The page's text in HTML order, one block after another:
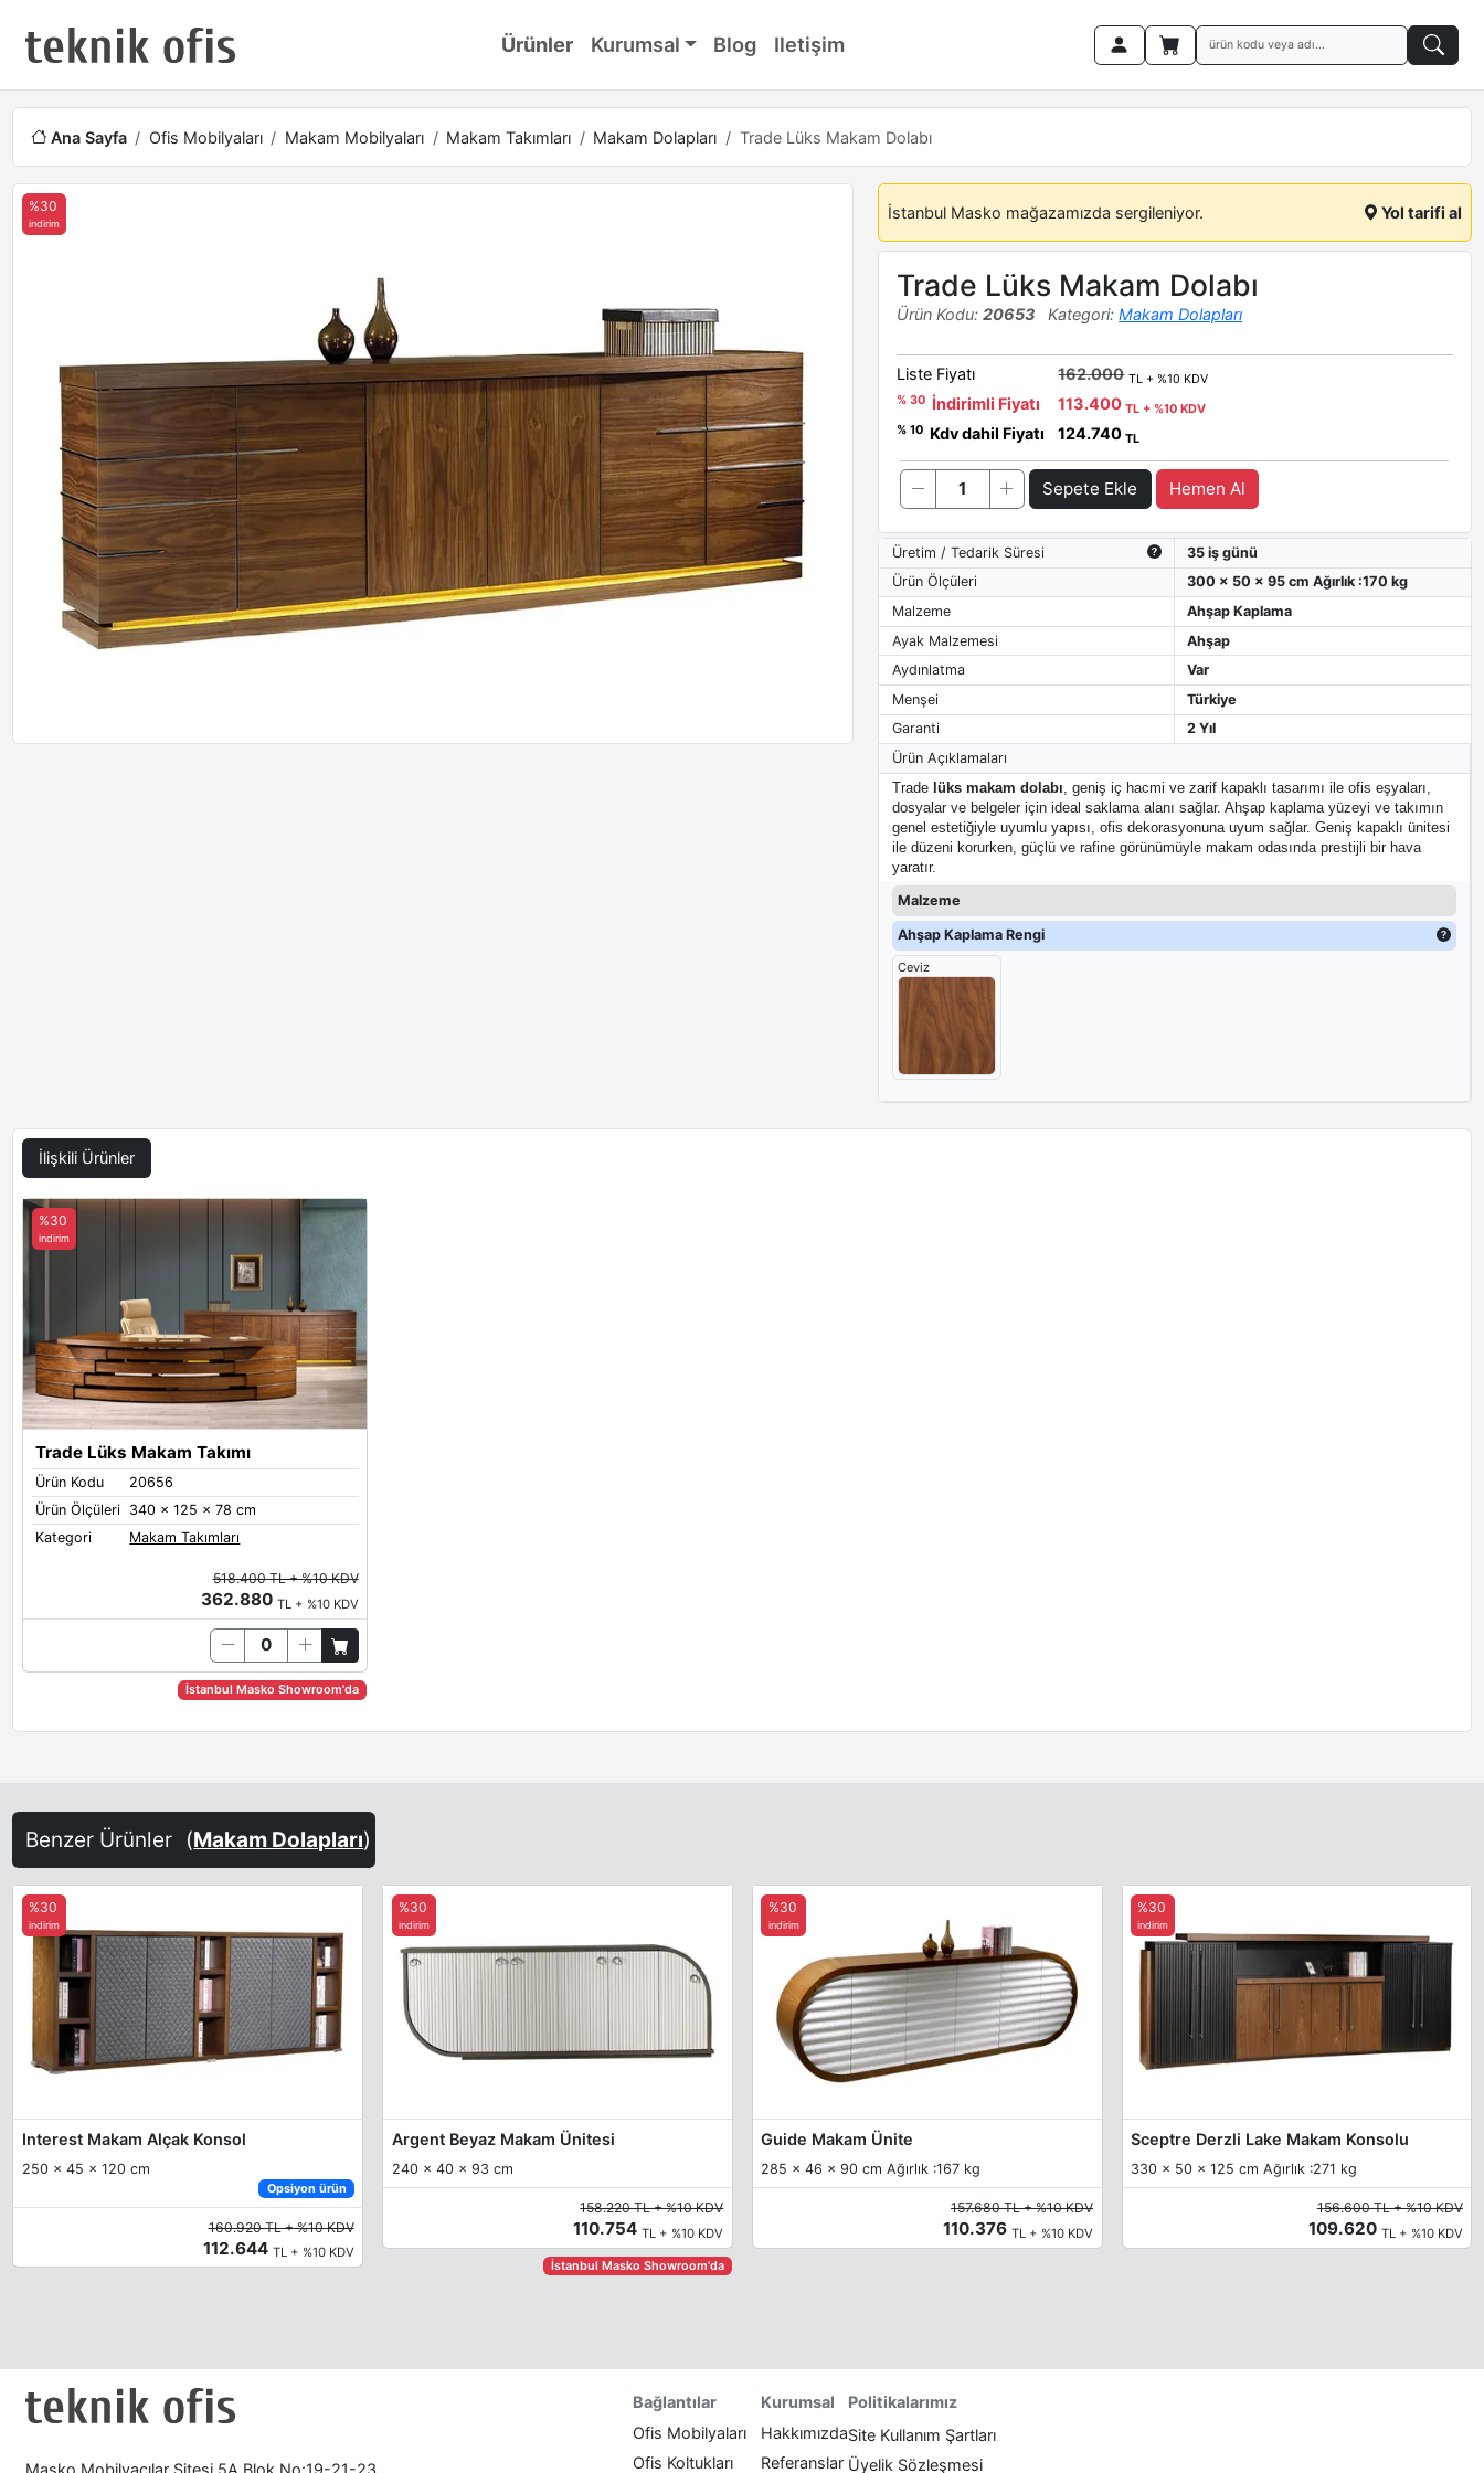
Ürünler Kurumsal Blog Iletişim
Ana Sayfa Ofis Mobilyaları Makam Mobilyaları Makam Takımları Makam Dolapları Trade Lüks Makam Dolabı
%30
indirim
İstanbul Masko mağazamızda sergileniyor. Yol tarifi al
Trade Lüks Makam Dolabı
Ürün Kodu: 20653 Kategori:Makam Dolapları
Liste Fiyatı 162.000 TL + %10 KDV
% 30 İndirimli Fiyatı 113.400TL + %10 KDV
% 10 Kdv dahil Fiyatı 124.740TL
Sepete Ekle Hemen Al
Üretim / Tedarik Süresi
35 iş günü
Ürün Ölçüleri
300 x 50 x 95 cm Ağırlık :170 kg
Malzeme
Ahşap Kaplama
Ayak Malzemesi
Ahşap
Aydınlatma
Var
Menşei
Türkiye
Garanti
2 Yıl
Ürün Açıklamaları
Trade lüks makam dolabı , geniş iç hacmi ve zarif kapaklı tasarımı ile ofis eşyaları,
dosyalar ve belgeler için ideal saklama alanı sağlar. Ahşap kaplama yüzeyi ve takımın
genel estetiğiyle uyumlu yapısı, ofis dekorasyonuna uyum sağlar. Geniş kapaklı ünitesi
ile düzeni korurken, güçlü ve rafine görünümüyle makam odasında prestijli bir hava
yaratır.
Malzeme
Ahşap Kaplama Rengi
Ceviz
İlişkili Ürünler
Trade Lüks Makam Takımı
Ürün Kodu
20656
Ürün Ölçüleri 340 x 125 x 78 cm
Kategori
Makam Takımları
%30
indirim
518.400 TL + %10 KDV
362.880 TL + %10 KDV
İstanbul Masko Showroom'da
Benzer Ürünler (Makam Dolapları)
Interest Makam Alçak Konsol
250 x 45 x 120 cm
Opsiyon ürün
%30
indirim
160.920 TL + %10 KDV
112.644 TL + %10 KDV
Argent Beyaz Makam Ünitesi
240 x 40 x 93 cm
%30
indirim
158.220 TL + %10 KDV
110.754TL + %10 KDV
İstanbul Masko Showroom'da
Guide Makam Ünite
285 x 46 x 90 cm Ağırlık :167 kg
%30
indirim
157.680 TL + %10 KDV
110.376TL + %10 KDV
Sceptre Derzli Lake Makam Konsolu
330 x 50 x 125 cm Ağırlık :271 kg
%30
indirim
156.600 TL + %10 KDV
109.620 TL + %10 KDV
Masko Mobilyacılar Sitesi 5A Blok No:19-21-23
Bağlantılar
Ofis Mobilyaları
Ofis Koltukları
Kurumsal
Hakkımızda
Referanslar
Politikalarımız
Site Kullanım Şartları
Üyelik Sözleşmesi